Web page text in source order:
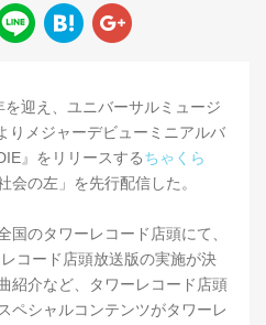
迎え、ユニバーサルミュージ
りメジャーデビューミニアルバ
』をリリースするちゃくら
会の左」を先行配信した。
国のタワーレコード店頭にて、
コード店頭放送版の実施が決
紹介など、タワーレコード店頭
ペシャルコンテンツがタワーレ